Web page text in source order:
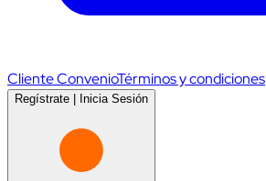
Cliente ConvenioTérminos y condiciones
Regístrate | Inicia Sesión